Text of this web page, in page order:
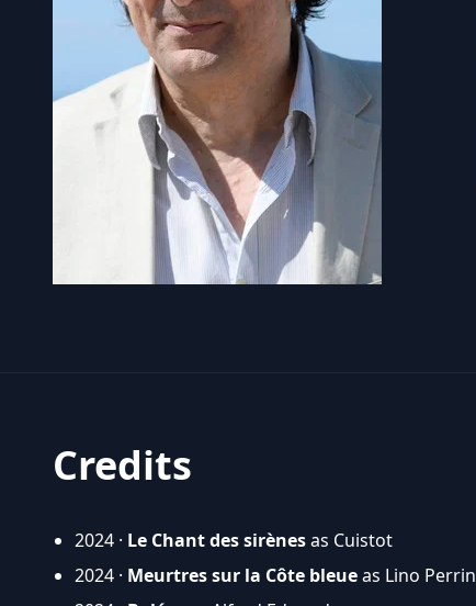
Credits
2024 · Le Chant des sirènesas Cuistot
2024 · Meurtres sur la Côte bleueas Lino Perrin